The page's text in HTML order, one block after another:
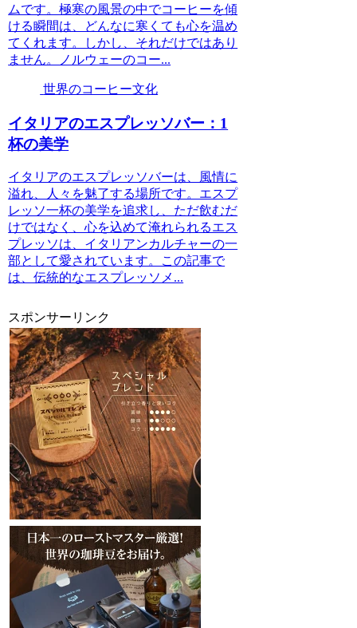
ムです。極寒の風景の中でコーヒーを傾
ける瞬間は、どんなに寒くても心を温め
てくれます。しかし、それだけではあり
ません。ノルウェーのコー...
世界のコーヒー文化
イタリアのエスプレッソバー：1
杯の美学
イタリアのエスプレッソバーは、風情に
溢れ、人々を魅了する場所です。エスプ
レッソ一杯の美学を追求し、ただ飲むだ
けではなく、心を込めて淹れられるエス
プレッソは、イタリアンカルチャーの一
部として愛されています。この記事で
は、伝統的なエスプレッソメ...
スポンサーリンク